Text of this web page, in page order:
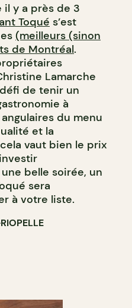
il y a près de 3
Toqué s’est
(meilleurs (sinon
de Montréal.
Lamarche
de tenir un
à
du menu
et la
vaut bien le prix
belle soirée, un
sera
à votre liste.